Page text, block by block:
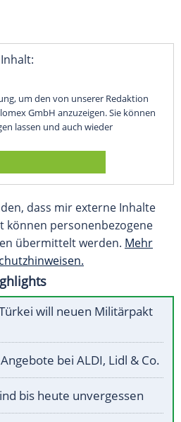
um den von unserer Redaktion
GmbH anzuzeigen. Sie können
lassen und auch wieder
dass mir externe Inhalte
können personenbezogene
übermittelt werden. Mehr
will neuen Militärpakt
bei ALDI, Lidl & Co.
bis heute unvergessen